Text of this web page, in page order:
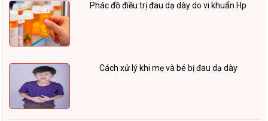
Phác đồ điều trị đau dạ dày do vi khuẩn Hp
Cách xử lý khi mẹ và bé bị đau dạ dày